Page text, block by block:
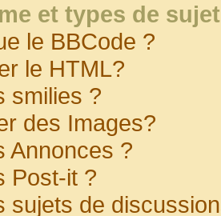
et types de
le BBCode ?
le HTML?
smilies ?
des Images?
Annonces ?
Post-it ?
sujets de